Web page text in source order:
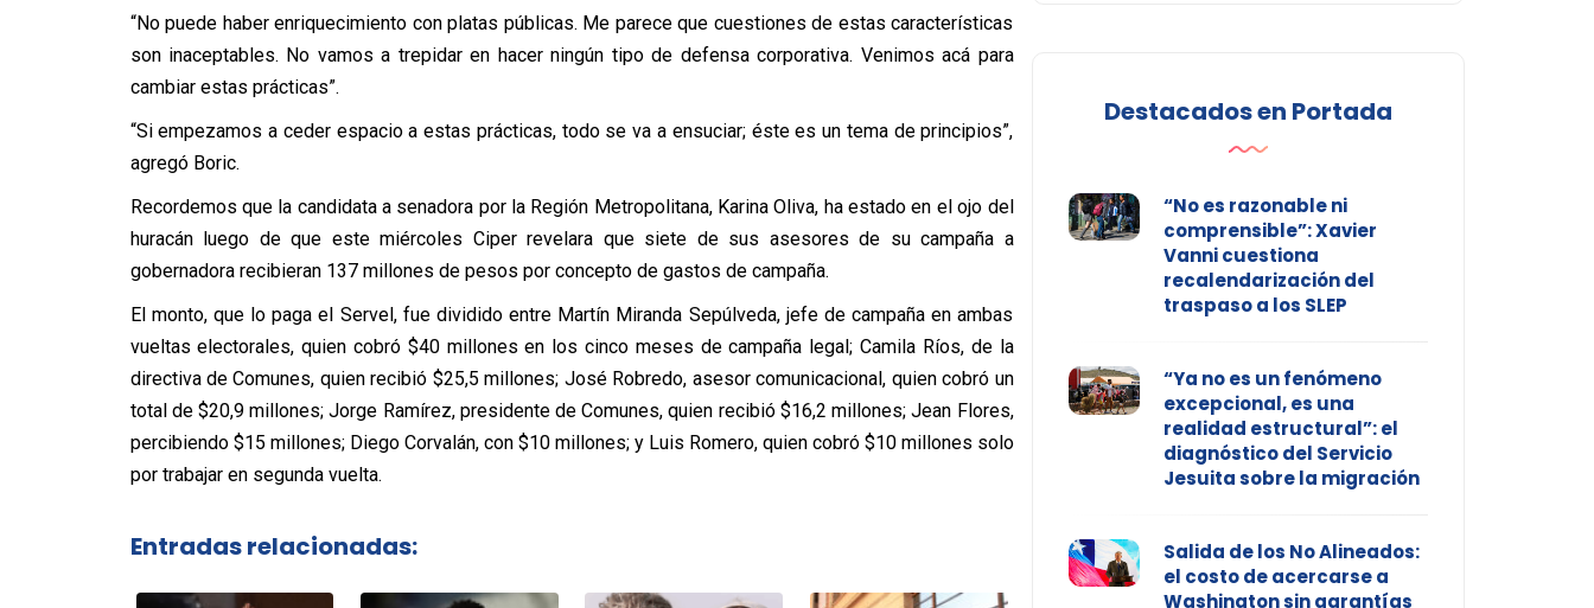
“No puede haber enriquecimiento con platas públicas. Me parece que cuestiones de estas características
son inaceptables. No vamos a trepidar en hacer ningún tipo de defensa corporativa. Venimos acá para
cambiar estas prácticas”.
“Si empezamos a ceder espacio a estas prácticas, todo se va a ensuciar; éste es un tema de principios”,
agregó Boric.
Recordemos que la candidata a senadora por la Región Metropolitana, Karina Oliva, ha estado en el ojo del
huracán luego de que este miércoles Ciper revelara que siete de sus asesores de su campaña a
gobernadora recibieran 137 millones de pesos por concepto de gastos de campaña.
El monto, que lo paga el Servel, fue dividido entre Martín Miranda Sepúlveda, jefe de campaña en ambas
vueltas electorales, quien cobró $40 millones en los cinco meses de campaña legal; Camila Ríos, de la
directiva de Comunes, quien recibió $25,5 millones; José Robredo, asesor comunicacional, quien cobró un
total de $20,9 millones; Jorge Ramírez, presidente de Comunes, quien recibió $16,2 millones; Jean Flores,
percibiendo $15 millones; Diego Corvalán, con $10 millones; y Luis Romero, quien cobró $10 millones solo
por trabajar en segunda vuelta.
Entradas relacionadas:
Destacados en Portada
“No es razonable ni
comprensible”: Xavier
Vanni cuestiona
recalendarización del
traspaso a los SLEP
“Ya no es un fenómeno
excepcional, es una
realidad estructural”: el
diagnóstico del Servicio
Jesuita sobre la migración
Salida de los No Alineados:
el costo de acercarse a
Washington sin garantías